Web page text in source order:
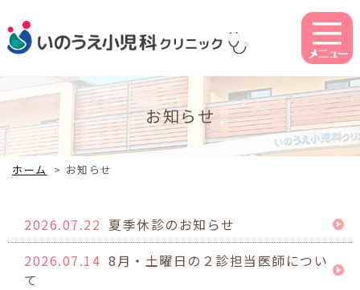
お知らせ
ホーム > お知らせ
2026.07.22 夏季休診のお知らせ
2026.07.14 8月・土曜日の２診担当医師につい
て